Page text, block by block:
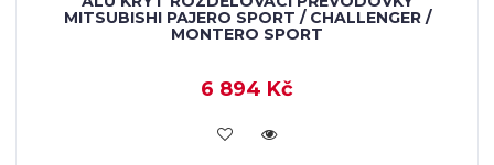
MITSUBISHI PAJERO SPORT / CHALLENGER /
MONTERO SPORT
6 894 Kč
KOUPIT